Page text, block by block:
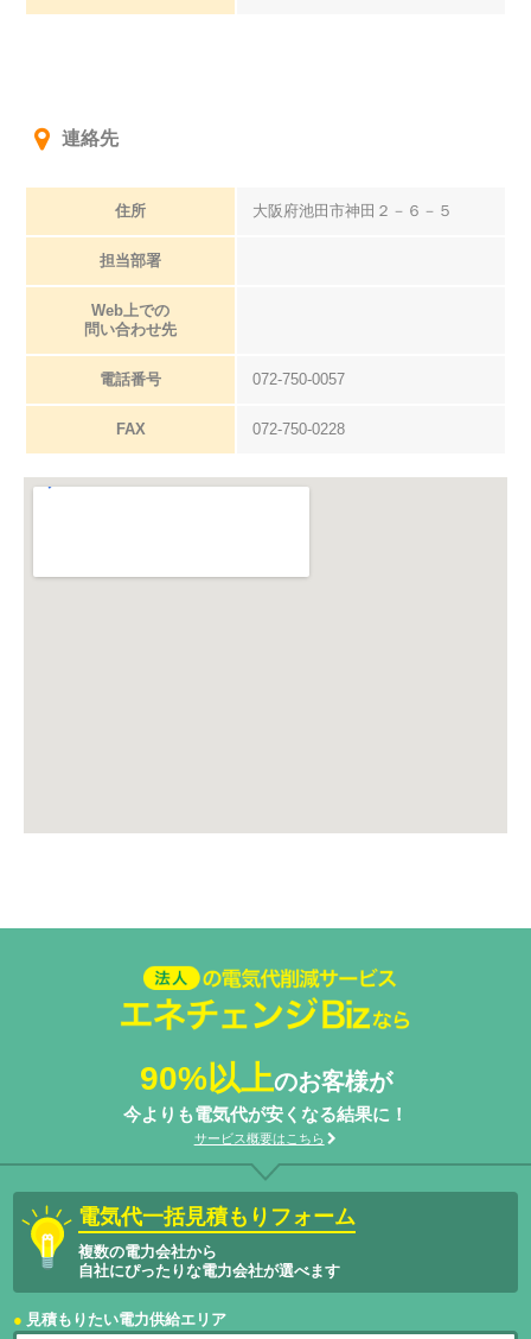
連絡先
住所 大阪府池田市神田２－６－５
担当部署
Web上での
問い合わせ先
電話番号 072-750-0057
FAX 072-750-0228
法人の電気代削減サービスエネ
チェンジ Biz
90%以上のお客様が
今よりも電気代が安くなる結果に！
サービス概要はこちら
電気代一括見積もりフォーム
複数の電力会社から
自社にぴったりな電力会社が選べます
見積もりたい電力供給エリア